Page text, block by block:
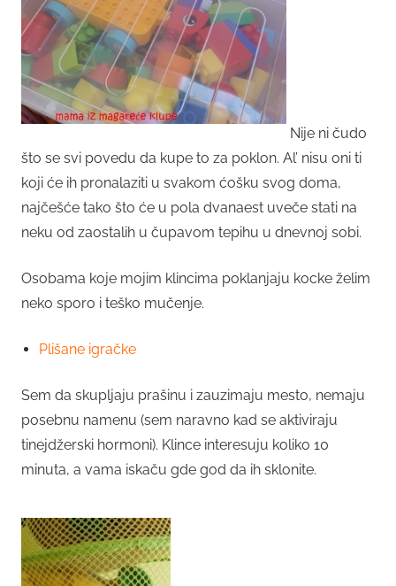
Nije ni čudo
što se svi povedu da kupe to za poklon. Al’ nisu oni ti
koji će ih pronalaziti u svakom ćošku svog doma,
najčešće tako što će u pola dvanaest uveče stati na
neku od zaostalih u čupavom tepihu u dnevnoj sobi.
Osobama koje mojim klincima poklanjaju kocke želim
neko sporo i teško mučenje.
Plišane igračke
Sem da skupljaju prašinu i zauzimaju mesto, nemaju
posebnu namenu (sem naravno kad se aktiviraju
tinejdžerski hormoni). Klince interesuju koliko 10
minuta, a vama iskaču gde god da ih sklonite.